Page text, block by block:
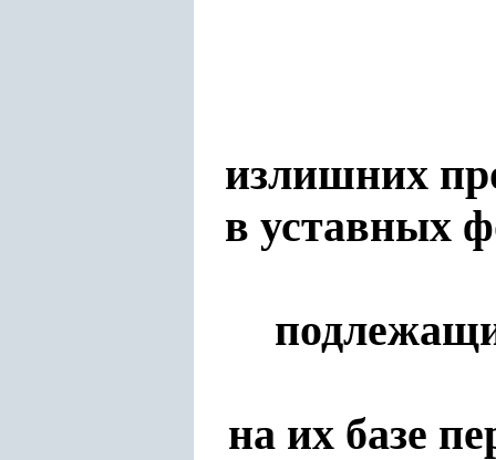
излишних
в уставных
на их базе